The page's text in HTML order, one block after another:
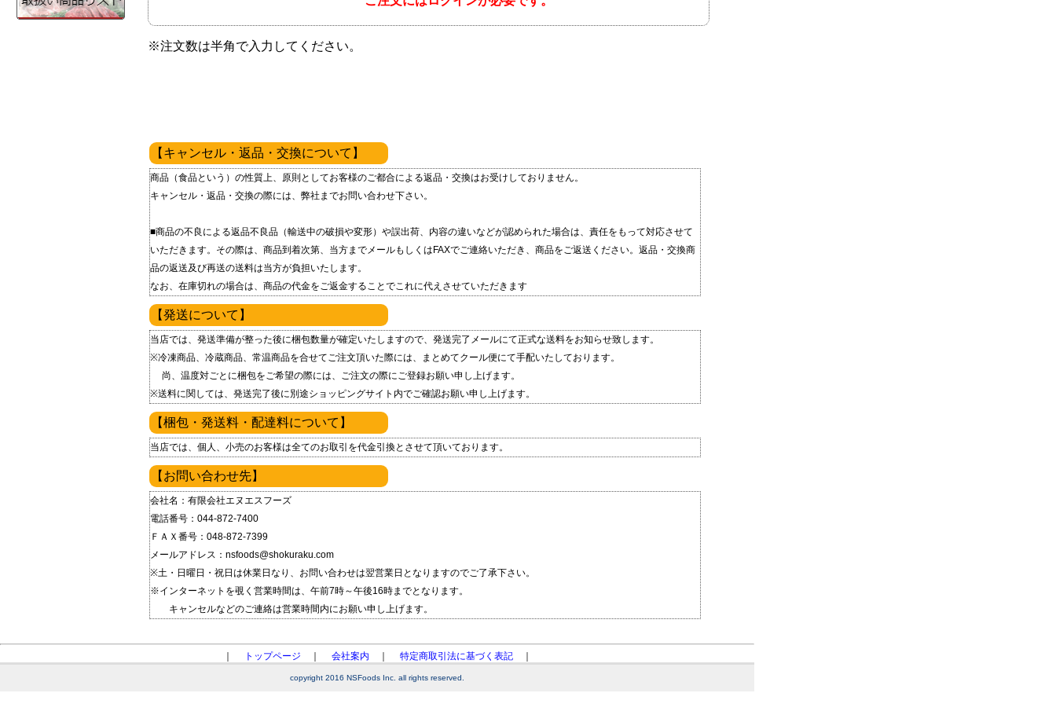
※注文数は半角で入力してください。
【キャンセル・返品・交換について】
商品（食品という）の性質上、原則としてお客様のご都合による返品・交換はお受けしておりません。
キャンセル・返品・交換の際には、弊社までお問い合わせ下さい。
■商品の不良による返品 不良品（輸送中の破損や変形）や誤出荷、内容の違いなどが認められた場合は、責任をもって対応させて
いただきます。 その際は、商品到着次第、当方までメールもしくはFAXでご連絡いただき、商品をご返送ください。 返品・交換商
品の返送及び再送の送料は当方が負担いたします。
なお、在庫切れの場合は、商品の代金をご返金することでこれに代えさせていただきます
【発送について】
当店では、発送準備が整った後に梱包数量が確定いたしますので、発送完了メールにて正式な送料をお知らせ致します。
※冷凍商品、冷蔵商品、常温商品を合せてご注文頂いた際には、まとめてクール便にて手配いたしております。
尚、温度対ごとに梱包をご希望の際には、ご注文の際にご登録お願い申し上げます。
※送料に関しては、発送完了後に別途ショッピングサイト内でご確認お願い申し上げます。
【梱包・発送料・配達料について】
当店では、個人、小売のお客様は全てのお取引を代金引換とさせて頂いております。
【お問い合わせ先】
会社名：有限会社エヌエスフーズ
電話番号：044-872-7400
ＦＡＸ番号：048-872-7399
メールアドレス：nsfoods@shokuraku.com
※土・日曜日・祝日は休業日なり、お問い合わせは翌営業日となりますのでご了承下さい。
※インターネットを覗く営業時間は、午前7時～午後16時までとなります。
キャンセルなどのご連絡は営業時間内にお願い申し上げます。
トップページ 会社案内 特定商取引法に基づく表記｜
copyright 2016 NSFoods Inc. all rights reserved.